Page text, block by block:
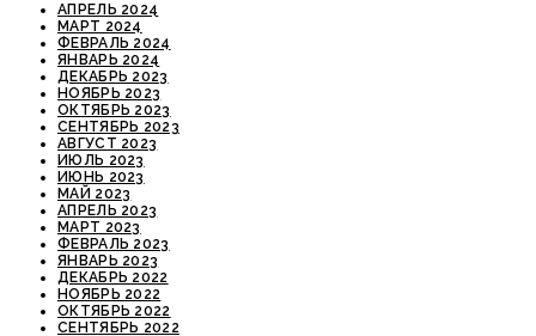
АПРЕЛЬ 2024
МАРТ 2024
ФЕВРАЛЬ 2024
ЯНВАРЬ 2024
ДЕКАБРЬ 2023
НОЯБРЬ 2023
ОКТЯБРЬ 2023
СЕНТЯБРЬ 2023
АВГУСТ 2023
ИЮЛЬ 2023
ИЮНЬ 2023
МАЙ 2023
АПРЕЛЬ 2023
МАРТ 2023
ФЕВРАЛЬ 2023
ЯНВАРЬ 2023
ДЕКАБРЬ 2022
НОЯБРЬ 2022
ОКТЯБРЬ 2022
СЕНТЯБРЬ 2022